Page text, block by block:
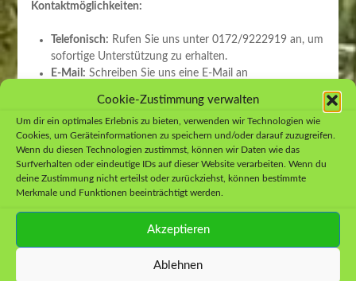
Cookie-Zustimmung verwalten
Um dir ein optimales Erlebnis zu bieten, verwenden wir Technologien wie
Cookies, um Geräteinformationen zu speichern und/oder darauf zuzugreifen.
Wenn du diesen Technologien zustimmst, können wir Daten wie das
Surfverhalten oder eindeutige IDs auf dieser Website verarbeiten. Wenn du
deine Zustimmung nicht erteilst oder zurückziehst, können bestimmte
Merkmale und Funktionen beeinträchtigt werden.
Akzeptieren
Ablehnen
Kontaktmöglichkeiten:
Telefonisch: Rufen Sie uns unter 0172/9222919 an, um
sofortige Unterstützung zu erhalten.
E-Mail: Schreiben Sie uns eine E-Mail an
und weitere Informationen.
Besuch vor Ort:Besuchen Sie uns persönlich an unserer
Adresse, um Ihre Anliegen direkt mit uns zu besprechen.
Wir streben danach, Ihre Anfragen zeitnah zu beantworten
und Ihnen den bestmöglichen Service zu bieten. Vielen